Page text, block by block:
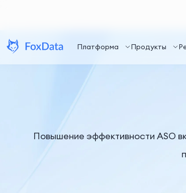
Платформа Продукты
Повышение эффективности ASO